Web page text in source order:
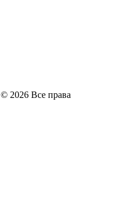
© 2026 Все права